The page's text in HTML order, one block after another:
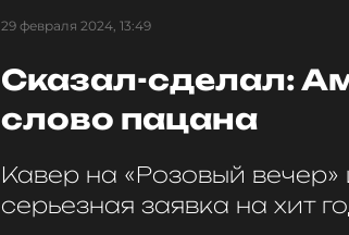
29 февраля 2024, 13:49
Сказал-сделал:
слово пацана
Кавер на «Розовый
серьезная заявка на хит